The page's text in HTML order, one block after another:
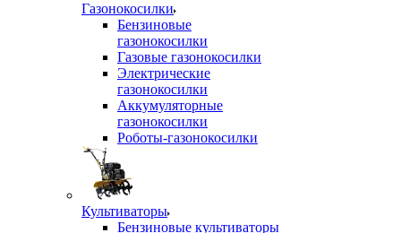
Газонокосилки
Бензиновые
газонокосилки
Газовые газонокосилки
Электрические
газонокосилки
Аккумуляторные
газонокосилки
Роботы-газонокосилки
Культиваторы
Бензиновые культиваторы